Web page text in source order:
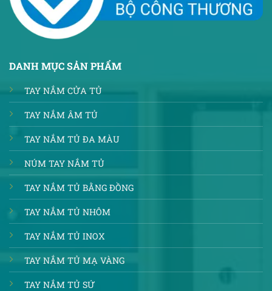
DANH MỤC SẢN PHẨM
TAY NẮM CỬA TỦ
TAY NẮM ÂM TỦ
TAY NẮM TỦ ĐA MÀU
NÚM TAY NẮM TỦ
TAY NẮM TỦ BẰNG ĐỒNG
TAY NẮM TỦ NHÔM
TAY NẮM TỦ INOX
TAY NẮM TỦ MẠ VÀNG
TAY NẮM TỦ SỨ